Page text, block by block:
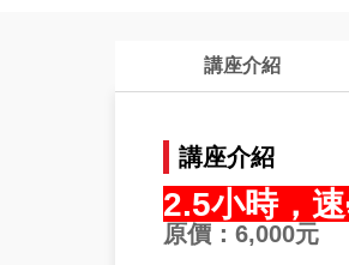
講座介紹
講座介紹
2.5小時，
原價：6,000元